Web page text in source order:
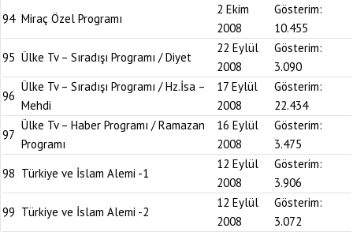
94 Miraç Özel Programı
2 Ekim
2008
Gösterim:
10.455
95 Ülke Tv – Sıradışı Programı / Diyet
22 Eylül
2008
Gösterim:
3.090
96
Ülke Tv – Sıradışı Programı / Hz.İsa –
Mehdi
17 Eylül
2008
Gösterim:
22.434
97
Ülke Tv – Haber Programı / Ramazan
Programı
16 Eylül
2008
Gösterim:
3.475
98 Türkiye ve İslam Alemi -1
12 Eylül
2008
Gösterim:
3.906
99 Türkiye ve İslam Alemi -2
12 Eylül
2008
Gösterim:
3.072